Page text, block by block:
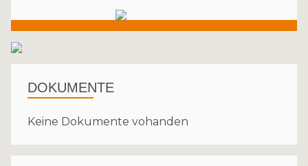
DOKUMENTE
Keine Dokumente vohanden